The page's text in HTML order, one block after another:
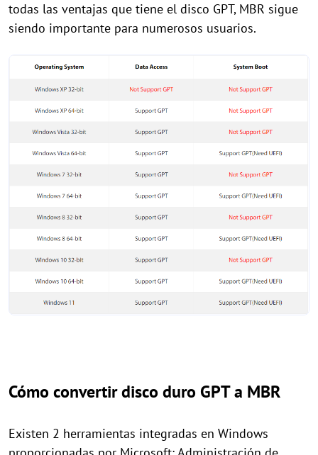
todas las ventajas que tiene el disco GPT, MBR sigue
siendo importante para numerosos usuarios.
Cómo convertir disco duro GPT a MBR
Existen 2 herramientas integradas en Windows